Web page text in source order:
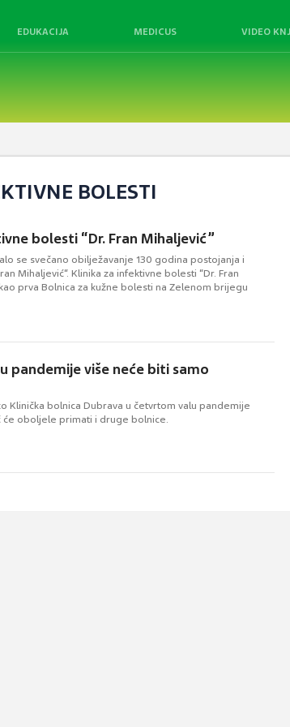
EDUKACIJA MEDICUS VIDEO
BOLESTI
bolesti “Dr. Fran Mihaljević”
se svečano obilježavanje 130 godina postojanja i
Mihaljević“. Klinika za infektivne bolesti “Dr. Fran
prva Bolnica za kužne bolesti na Zelenom brijegu
pandemije više neće biti samo
Klinička bolnica Dubrava u četvrtom valu pandemije
će oboljele primati i druge bolnice.